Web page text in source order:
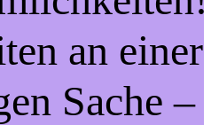
an einer
Sache –